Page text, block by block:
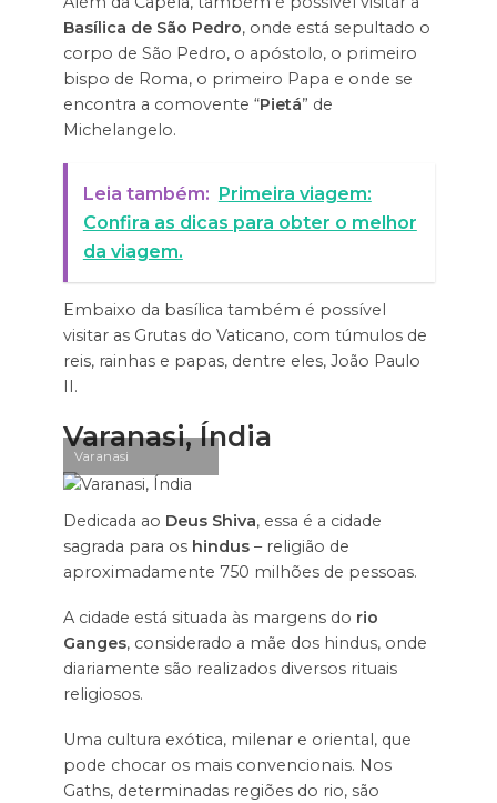
Basílica de São Pedro, onde está sepultado o
corpo de São Pedro, o apóstolo, o primeiro
bispo de Roma, o primeiro Papa e onde se
encontra a comovente “Pietá” de
Michelangelo.
Leia também: Primeira viagem:
Confira as dicas para obter o melhor
da viagem.
Embaixo da basílica também é possível
visitar as Grutas do Vaticano, com túmulos de
reis, rainhas e papas, dentre eles, João Paulo
II.
Varanasi, Índia
Varanasi
Dedicada ao Deus Shiva, essa é a cidade
sagrada para os hindus– religião de
aproximadamente 750 milhões de pessoas.
A cidade está situada às margens do rio
Ganges, considerado a mãe dos hindus, onde
diariamente são realizados diversos rituais
religiosos.
Uma cultura exótica, milenar e oriental, que
pode chocar os mais convencionais. Nos
Gaths, determinadas regiões do rio, são